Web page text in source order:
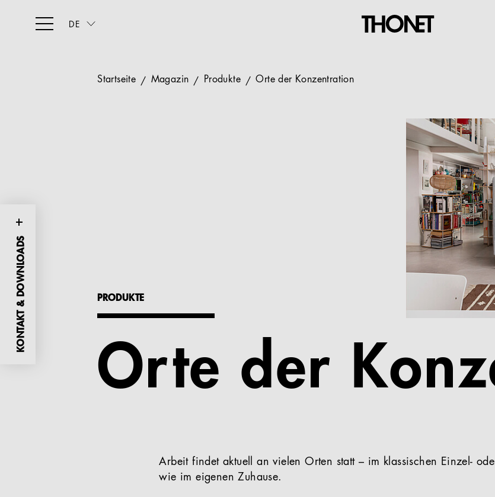
DE
KONTAKT & DOWNLOADS
Startseite Magazin Produkte Orte der Konzentration
PRODUKTE
Orte der
Arbeit findet aktuell an vielen Orten statt – im klassischen Einzel-
wie im eigenen Zuhause.